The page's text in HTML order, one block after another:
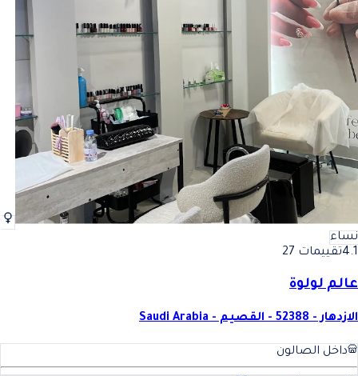
نساء
4.1تقييمات 27
عالم لولوة
الازدهار - 52388 - القصيم - Saudi Arabia
داخل الصالون